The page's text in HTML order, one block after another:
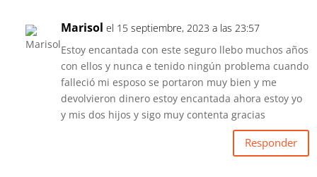
Marisol el 15 septiembre, 2023 a las 23:57
Estoy encantada con este seguro llebo muchos años
con ellos y nunca e tenido ningún problema cuando
falleció mi esposo se portaron muy bien y me
devolvieron dinero estoy encantada ahora estoy yo
y mis dos hijos y sigo muy contenta gracias
Responder